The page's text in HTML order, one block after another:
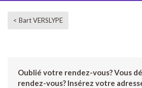
< Bart VERSLYPE
Oublié votre rendez-vous? Vous
rendez-vous? Insérez votre